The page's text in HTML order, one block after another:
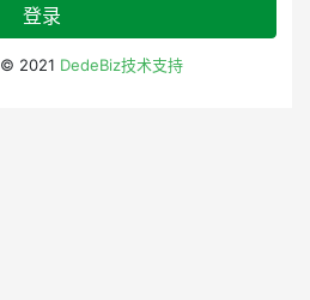
登录
© 2021 DedeBiz技术支持